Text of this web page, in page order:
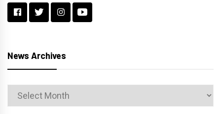
News Archives
News
Archives